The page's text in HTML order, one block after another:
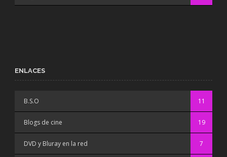
ENLACES
B.S.O 11
Blogs de cine 19
DVD y Bluray en la red 7